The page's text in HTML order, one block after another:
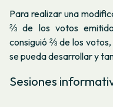
Para realizar una
⅔ de los votos
consiguió ⅔ de los
se pueda desarrollar y
Sesiones